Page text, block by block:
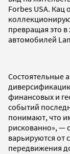
Forbes USA. Кац
превращая это в
автомобилей
Состоятельные
диверсификацию
финансовых и
событий
понимают, что
рискованно», —
варьируются от
передвижения